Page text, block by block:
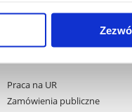
Praca na UR
Zamówienia publiczne